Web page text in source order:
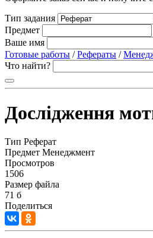
Тип задания
Предмет
Ваше имя
Готовые работы /Рефераты /
Что найти?
Дослідження
Тип Реферат
Предмет Менеджмент
Просмотров
1506
Размер файла
71 б
Поделиться